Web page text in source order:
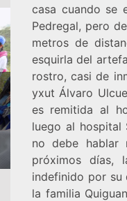
casa cuando se
Pedregal, pero
metros de
esquirla del
rostro, casi de
yxut Álvaro
es remitida al
luego al hospital
no debe hablar
próximos días,
indefinido por su
la familia